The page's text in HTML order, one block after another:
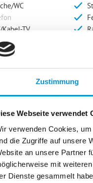
Zustimmung
Webseite verwendet
verwenden Cookies,
die Zugriffe auf unsere
an unsere Partner
mit
Dienste gesammelt
WC
Kabel-TV
Liegewiese
inkl.